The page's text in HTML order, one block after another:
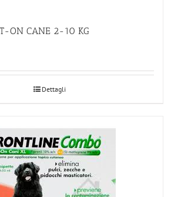
ON CANE 2-10 KG
Dettagli